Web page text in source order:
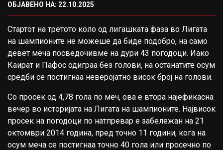
ОБЈАВЕНО НА: 22.10.2025
Стартот на третото коло од лигашката фаза во Лигата
на шампионите не можеше да биде подобро, на само
девет меча посведочивме на дури 43 погодоци. Иако
Каират и Пафос одиграа без голови, на останатите осум
средби се постигнаа неверојатно висок број на голови.
Со просек од 4,78 гола по меч, ова е втора најефикасна
вечер во историјата на Лигата на шампионите. Највисок
просек на погодоци по натпревар е забележан на 21
октомври 2014 година, пред точно 11 години, кога на
осум меча се постигнаа точно 40 гола или просечно по